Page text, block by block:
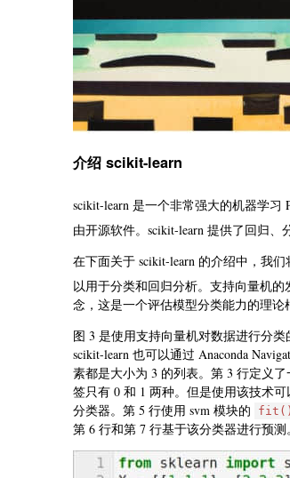
介绍 scikit-learn
scikit-learn 是一个非常强大的机器学习
由开源软件。scikit-learn 提供了回归
在下面关于 scikit-learn 的介绍中，我
以用于分类和回归分析。支持向量机的
念，这是一个评估模型分类能力的理论
图 3 是使用支持向量机对数据进行分类
scikit-learn 也可以通过 Anaconda
素都是大小为 3 的列表。第 3 行定义
签只有 0 和 1 两种。但是使用该技术
分类器。第 5 行使用 svm 模块的
fit()
第 6 行和第 7 行基于该分类器进行预